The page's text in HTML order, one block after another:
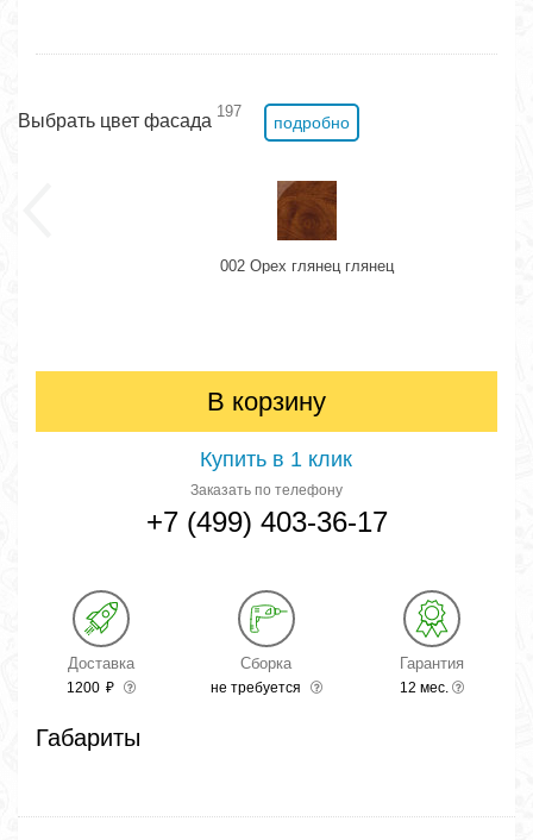
Выбрать цвет фасада 197
подробно
002 Орех глянец глянец
В корзину
Купить в 1 клик
Заказать по телефону
+7 (499) 403-36-17
Доставка
1200 ₽
Сборка
не требуется
Гарантия
12 мес.
Габариты